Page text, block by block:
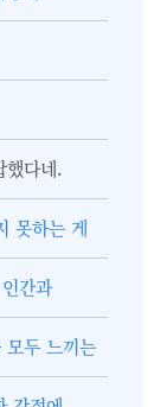
했다네.
못하는 게
간과
모두 느끼는